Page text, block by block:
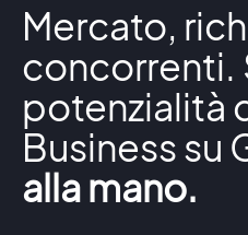
Mercato,
concorrenti.
potenzialità
Business su
alla mano.